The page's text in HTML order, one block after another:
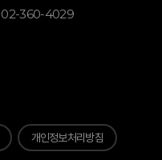
02-360-4029
개인정보처리방침